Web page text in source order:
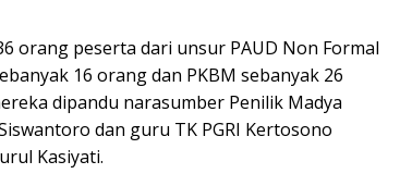
orang peserta dari unsur PAUD Non Formal
16 orang dan PKBM sebanyak 26
dipandu narasumber Penilik Madya
dan guru TK PGRI Kertosono
Kasiyati.